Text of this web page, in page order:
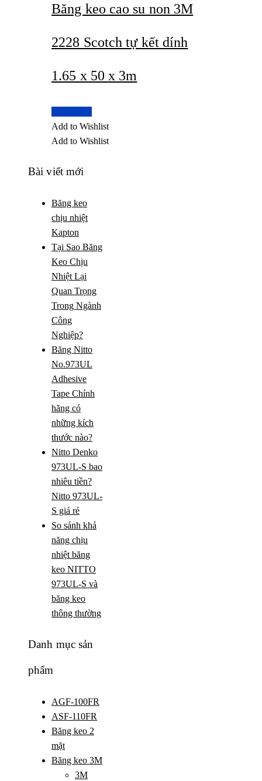
Băng keo cao su non 3M
2228 Scotch tự kết dính
1.65 x 50 x 3m
Add to Wishlist
Add to Wishlist
Bài viết mới
Băng keo
chịu nhiệt
Kapton
Tại Sao Băng
Keo Chịu
Nhiệt Lại
Quan Trọng
Trong Ngành
Công
Nghiệp?
Băng Nitto
No.973UL
Adhesive
Tape Chính
hãng có
những kích
thước nào?
Nitto Denko
973UL-S bao
nhiêu tiền?
Nitto 973UL-
S giá rẻ
So sánh khả
năng chịu
nhiệt băng
keo NITTO
973UL-S và
băng keo
thông thường
Danh mục sản
phẩm
AGF-100FR
ASF-110FR
Băng keo 2
mặt
Băng keo 3M
3M